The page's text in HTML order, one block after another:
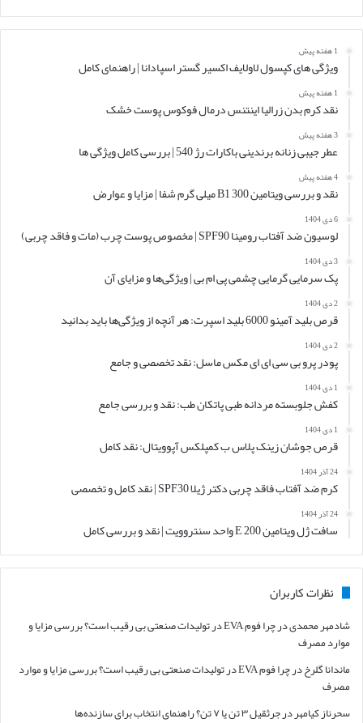
1 هفته پیش
ویژگی های کپسول لاولایف اکسیر گستر اسپادانا | راهنمای کامل
1 هفته پیش
نقد کرم بدن زرالیا اینتنس درمال فوکوس پوست خشک
3 هفته پیش
عطر جیبی زنانه برندینی باکارات رژ 540 | بررسی کامل ویژگی ها
4 هفته پیش
نقد و بررسی ویتامین B1 300 میلی گرم شفا | مزایا و عوارض
6 دی 1404
لوسیون ضد آفتاب رومینا SPF90 | مخصوص پوست چرب (مات و فاقد چربی)
3 دی 1404
پک سرمایی گرمایی چشمی پی ام بی | ویژگی‌ها و مزایای آن
2 دی 1404
قرص بلید آمینو 6000 بلید اسپرت: هر آنچه از ویژگی‌ها باید بدانید
2 دی 1404
پودر پرو بی سی ای ای مکس ماسل: نقد تخصصی و جامع
1 دی 1404
کفش جلوبسته مردانه طبی پاتکان طب: نقد و بررسی جامع
1 دی 1404
قرص جوشان زینک پلاس ب کمپلکس آپوویتال: نقد کامل
24 آذر 1404
کرم ضد آفتاب فاقد چربی دکتر ژیلا SPF30 | نقد کامل و تخصصی
24 آذر 1404
سافت ژل ویتامین E 200 واحد سنتروویت | نقد و بررسی کامل
نظرات کاربران
شادمهر محمدیدر
چرا فوم EVA در تولیدات صنعتی بی رقیب است؟ بررسی مزایا و
موارد مصرف
ماندانا گلرخدر
چرا فوم EVA در تولیدات صنعتی بی رقیب است؟ بررسی مزایا و موارد
مصرف
سحرناز کیامهردرجرثقیل ۳ تن یا ۷ تن؟ راهنمای انتخاب برای سازنده‌ها